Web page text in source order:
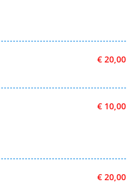
€ 20,00
€ 10,00
€ 20,00